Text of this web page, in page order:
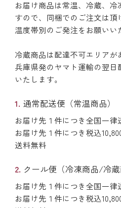
お届け商品は常温、冷蔵、冷
すので、同梱でのご注文は
温度帯別のご発注をお願いい
冷蔵商品は配達不可エリアが
兵庫県発のヤマト運輸の翌
いたします。
通常配送便（常温商品）
お届け先１件につき全国一律
お届け先１件につき税込
送料無料
クール便（冷凍商品/冷蔵
お届け先１件につき全国一律
お届け先１件につき税込